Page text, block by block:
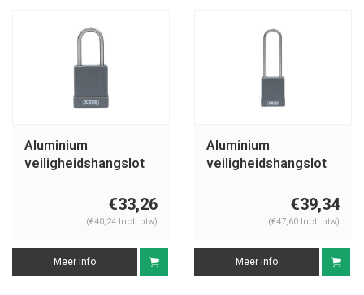
Aluminium
veiligheidshangslot
€33,26
(€40,24 Incl. btw)
Meer info
Aluminium
veiligheidshangslot
76IB/40HB75 grijs€39,34
(€47,60 Incl. btw)
Meer info